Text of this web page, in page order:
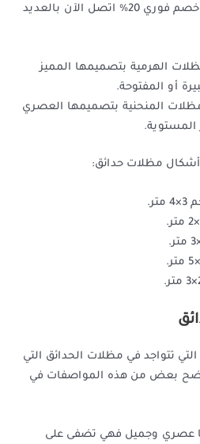
تتوفرمظلات حدائق الرياض خصم فوري 20% اتصل الآن بالعديد
الهرمية بتصميمها المميز
أو المفتوحة.
المنحنية بتصميمها العصري
أشكال مظلات حدائق:
تتواجد في مظلات الحدائق التي
بعض من هذه المواصفات في
عصري وجميل فهي تضفى على